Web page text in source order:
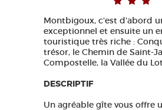
Montbigoux, c'est d'abord
exceptionnel et ensuite un
touristique très riche :
trésor, le Chemin de Saint-
Compostelle, la Vallée du
DESCRIPTIF
Un agréable gîte vous offre